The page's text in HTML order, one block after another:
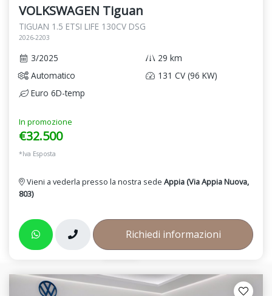
VOLKSWAGEN Tiguan
TIGUAN 1.5 ETSI LIFE 130CV DSG
2026-2203
3/2025
29 km
Automatico
131 CV (96 KW)
Euro 6D-temp
In promozione
€32.500
*Iva Esposta
Vieni a vederla presso la nostra sede Appia (Via Appia Nuova,
803)
Richiedi informazioni